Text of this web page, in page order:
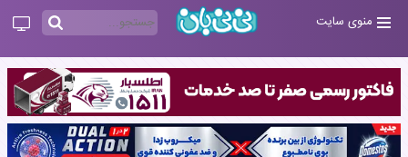
منوی سایت